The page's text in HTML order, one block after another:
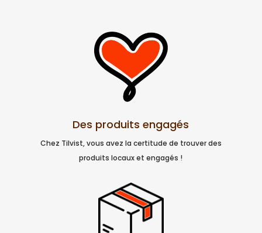
Des produits engagés
Chez Tilvist, vous avez la certitude de trouver des
produits locaux et engagés !